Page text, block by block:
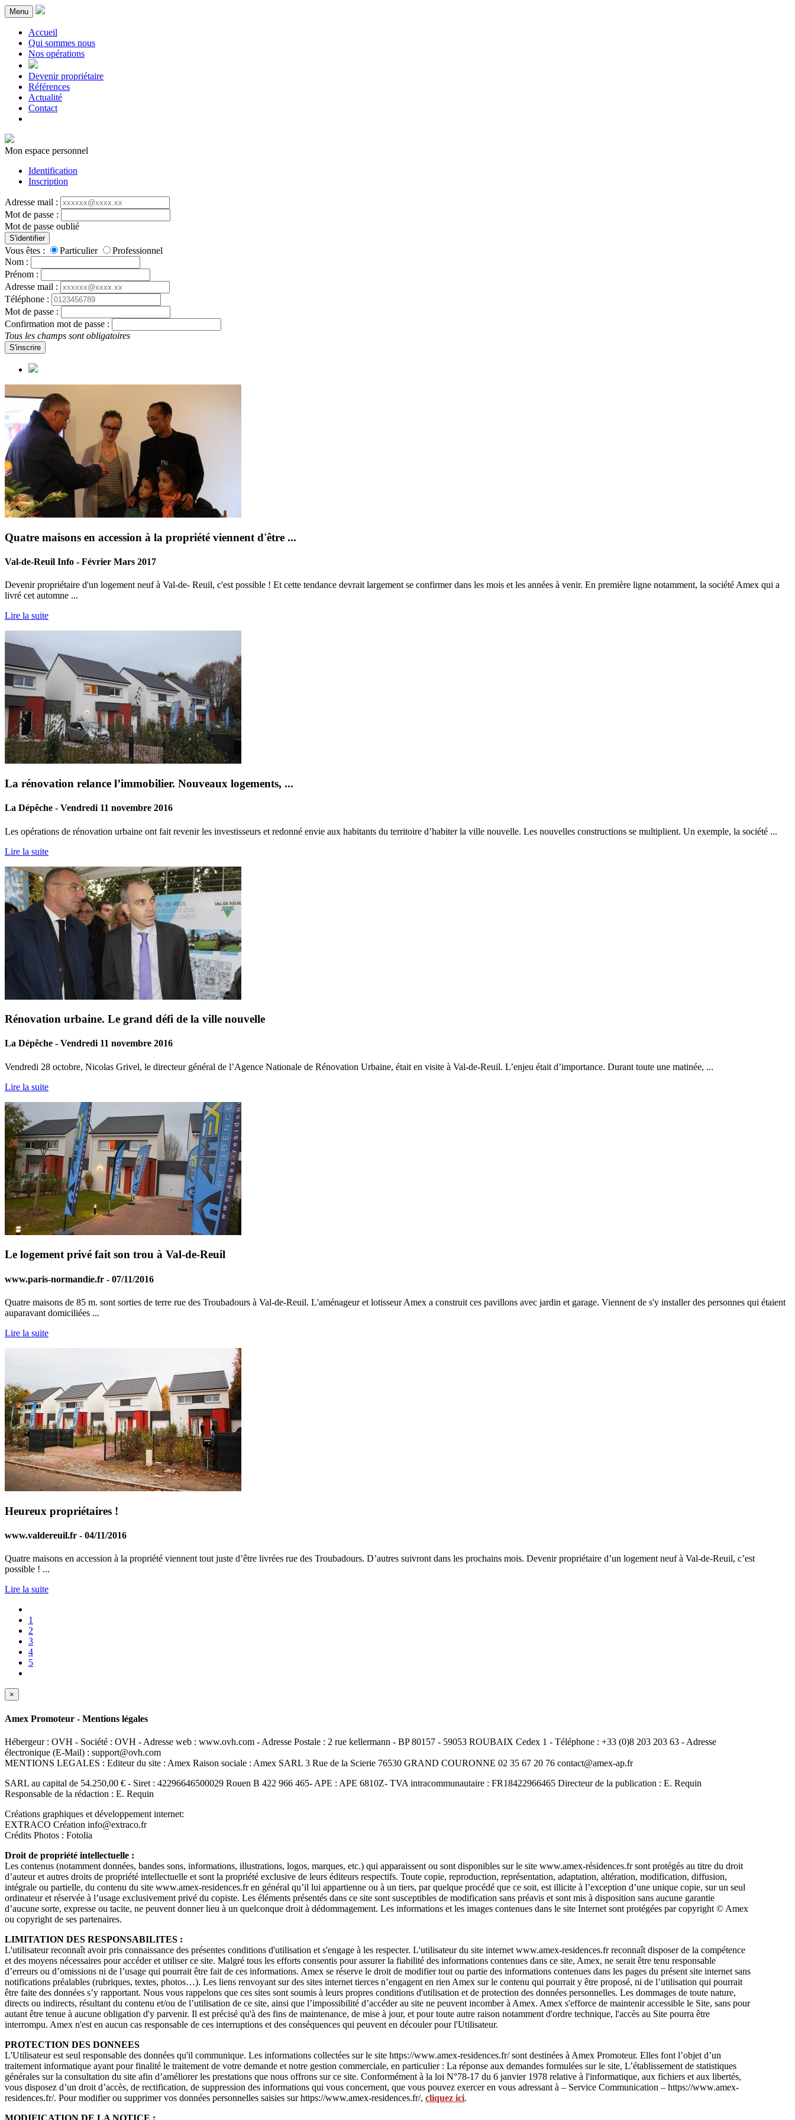
Menu
Accueil
Qui sommes nous
Nos opérations
Devenir propriétaire
Références
Actualité
Contact
Mon espace personnel
Identification
Inscription
Adresse mail :
Mot de passe :
Mot de passe oublié
S'identifier
Vous êtes : Particulier
Professionnel
Nom :
Prénom :
Adresse mail :
Téléphone :
Mot de passe :
Confirmation mot de passe :
Tous les champs sont obligatoires
S'inscrire
Quatre maisons en accession à la propriété viennent d'être ...
Val-de-Reuil Info - Février Mars 2017
Devenir propriétaire d'un logement neuf à Val-de- Reuil, c'est possible ! Et cette tendance devrait largement se confirmer dans les mois et les années à venir. En première ligne notamment, la société Amex qui a
livré cet automne ...
Lire la suite
La rénovation relance l’immobilier. Nouveaux logements, ...
La Dépêche - Vendredi 11 novembre 2016
Les opérations de rénovation urbaine ont fait revenir les investisseurs et redonné envie aux habitants du territoire d’habiter la ville nouvelle. Les nouvelles constructions se multiplient. Un exemple, la société ...
Lire la suite
Rénovation urbaine. Le grand défi de la ville nouvelle
La Dépêche - Vendredi 11 novembre 2016
Vendredi 28 octobre, Nicolas Grivel, le directeur général de l’Agence Nationale de Rénovation Urbaine, était en visite à Val-de-Reuil. L’enjeu était d’importance. Durant toute une matinée, ...
Lire la suite
Le logement privé fait son trou à Val-de-Reuil
www.paris-normandie.fr - 07/11/2016
Quatre maisons de 85 m. sont sorties de terre rue des Troubadours à Val-de-Reuil. L'aménageur et lotisseur Amex a construit ces pavillons avec jardin et garage. Viennent de s'y installer des personnes qui étaient
auparavant domiciliées ...
Lire la suite
Heureux propriétaires !
www.valdereuil.fr - 04/11/2016
Quatre maisons en accession à la propriété viennent tout juste d’être livrées rue des Troubadours. D’autres suivront dans les prochains mois. Devenir propriétaire d’un logement neuf à Val-de-Reuil, c’est
possible ! ...
Lire la suite
1
2
3
4
5
×
Amex Promoteur - Mentions légales
Hébergeur : OVH - Société : OVH - Adresse web : www.ovh.com - Adresse Postale : 2 rue kellermann - BP 80157 - 59053 ROUBAIX Cedex 1 - Téléphone : +33 (0)8 203 203 63 - Adresse
électronique (E-Mail) : support@ovh.com
MENTIONS LEGALES : Editeur du site : Amex Raison sociale : Amex SARL 3 Rue de la Scierie 76530 GRAND COURONNE 02 35 67 20 76 contact@amex-ap.fr
SARL au capital de 54.250,00 € - Siret : 42296646500029 Rouen B 422 966 465- APE : APE 6810Z- TVA intracommunautaire : FR18422966465 Directeur de la publication : E. Requin
Responsable de la rédaction : E. Requin
Créations graphiques et développement internet:
EXTRACO Création info@extraco.fr
Crédits Photos : Fotolia
Droit de propriété intellectuelle :
Les contenus (notamment données, bandes sons, informations, illustrations, logos, marques, etc.) qui apparaissent ou sont disponibles sur le site www.amex-résidences.fr sont protégés au titre du droit
d’auteur et autres droits de propriété intellectuelle et sont la propriété exclusive de leurs éditeurs respectifs. Toute copie, reproduction, représentation, adaptation, altération, modification, diffusion,
intégrale ou partielle, du contenu du site www.amex-residences.fr en général qu’il lui appartienne ou à un tiers, par quelque procédé que ce soit, est illicite à l’exception d’une unique copie, sur un seul
ordinateur et réservée à l’usage exclusivement privé du copiste. Les éléments présentés dans ce site sont susceptibles de modification sans préavis et sont mis à disposition sans aucune garantie
d’aucune sorte, expresse ou tacite, ne peuvent donner lieu à un quelconque droit à dédommagement. Les informations et les images contenues dans le site Internet sont protégées par copyright © Amex
ou copyright de ses partenaires.
LIMITATION DES RESPONSABILITES :
L'utilisateur reconnaît avoir pris connaissance des présentes conditions d'utilisation et s'engage à les respecter. L'utilisateur du site internet www.amex-residences.fr reconnaît disposer de la compétence
et des moyens nécessaires pour accéder et utiliser ce site. Malgré tous les efforts consentis pour assurer la fiabilité des informations contenues dans ce site, Amex, ne serait être tenu responsable
d’erreurs ou d’omissions ni de l’usage qui pourrait être fait de ces informations. Amex se réserve le droit de modifier tout ou partie des informations contenues dans les pages du présent site internet sans
notifications préalables (rubriques, textes, photos…). Les liens renvoyant sur des sites internet tierces n’engagent en rien Amex sur le contenu qui pourrait y être proposé, ni de l’utilisation qui pourrait
être faite des données s’y rapportant. Nous vous rappelons que ces sites sont soumis à leurs propres conditions d'utilisation et de protection des données personnelles. Les dommages de toute nature,
directs ou indirects, résultant du contenu et/ou de l’utilisation de ce site, ainsi que l’impossibilité d’accéder au site ne peuvent incomber à Amex. Amex s'efforce de maintenir accessible le Site, sans pour
autant être tenue à aucune obligation d'y parvenir. Il est précisé qu'à des fins de maintenance, de mise à jour, et pour toute autre raison notamment d'ordre technique, l'accès au Site pourra être
interrompu. Amex n'est en aucun cas responsable de ces interruptions et des conséquences qui peuvent en découler pour l'Utilisateur.
PROTECTION DES DONNEES
L'Utilisateur est seul responsable des données qu'il communique. Les informations collectées sur le site https://www.amex-residences.fr/ sont destinées à Amex Promoteur. Elles font l’objet d’un
traitement informatique ayant pour finalité le traitement de votre demande et notre gestion commerciale, en particulier : La réponse aux demandes formulées sur le site, L’établissement de statistiques
générales sur la consultation du site afin d’améliorer les prestations que nous offrons sur ce site. Conformément à la loi N°78-17 du 6 janvier 1978 relative à l'informatique, aux fichiers et aux libertés,
vous disposez d’un droit d’accès, de rectification, de suppression des informations qui vous concernent, que vous pouvez exercer en vous adressant à – Service Communication – https://www.amex-
residences.fr/. Pour modifier ou supprimer vos données personnelles saisies sur https://www.amex-residences.fr/, cliquez ici.
MODIFICATION DE LA NOTICE :